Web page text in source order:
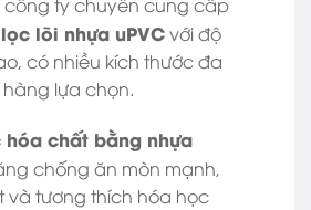
lõi nhựa uPVCvới độ
có nhiều kích thước đa
lựa chọn.
chất bằng nhựa
chống ăn mòn mạnh,
và tương thích hóa học